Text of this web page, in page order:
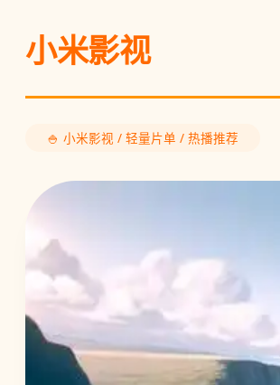
小米影视
🍚 小米影视 / 轻量片单 / 热播推荐